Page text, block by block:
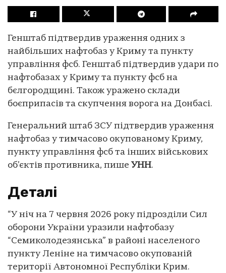
Генштаб підтвердив ураження одних з
найбільших нафтобаз у Криму та пункту
управління фсб. Генштаб підтвердив удари по
нафтобазах у Криму та пункту фсб на
бєлгородщині. Також уражено склади
боєприпасів та скупчення ворога на Донбасі.
Генеральний штаб ЗСУ підтвердив ураження
нафтобаз у тимчасово окупованому Криму,
пункту управління фсб та інших військових
об’єктів противника, пише УНН.
Деталі
“У ніч на 7 червня 2026 року підрозділи Сил
оборони України уразили нафтобазу
“Семиколодезянська” в районі населеного
пункту Леніне на тимчасово окупованій
території Автономної Республіки Крим.